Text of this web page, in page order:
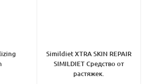
Simildiet XTRA SKIN REPAIR
SIMILDIET Средство от
растяжек.